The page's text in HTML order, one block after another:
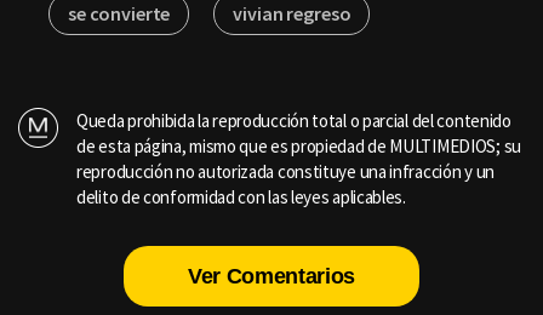
se convierte vivian regreso
Queda prohibida la reproducción total o parcial del contenido
de esta página, mismo que es propiedad de MULTIMEDIOS; su
reproducción no autorizada constituye una infracción y un
delito de conformidad con las leyes aplicables.
Ver Comentarios